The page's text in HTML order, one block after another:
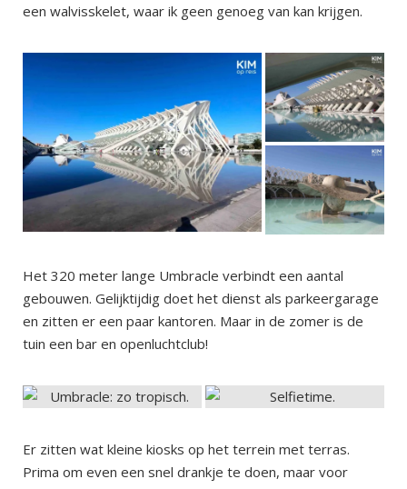
een walvisskelet, waar ik geen genoeg van kan krijgen.
Het 320 meter lange Umbracle verbindt een aantal
gebouwen. Gelijktijdig doet het dienst als parkeergarage
en zitten er een paar kantoren. Maar in de zomer is de
tuin een bar en openluchtclub!
Er zitten wat kleine kiosks op het terrein met terras.
Prima om even een snel drankje te doen, maar voor